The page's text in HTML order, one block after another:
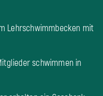
Lehrschwimmbecken mit
schwimmen in